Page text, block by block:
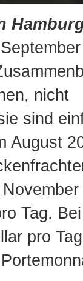
nicht
sind
August
Tag.
pro